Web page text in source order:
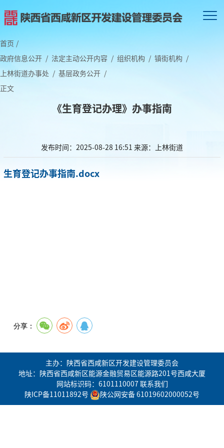
首页 /
政府信息公开 / 法定主动公开内容 / 组织机构 / 镇街机构 /
上林街道办事处 / 基层政务公开 /
正文
《生育登记办理》办事指南
发布时间：2025-08-28 16:51 来源：上林街道
生育登记办事指南.docx
分享：
主办：陕西省西咸新区开发建设管理委员会
地址：陕西省西咸新区能源金融贸易区能源路201号西咸大厦
网站标识码：6101110007 联系我们
陕ICP备11011892号
陕公网安备 61019602000052号